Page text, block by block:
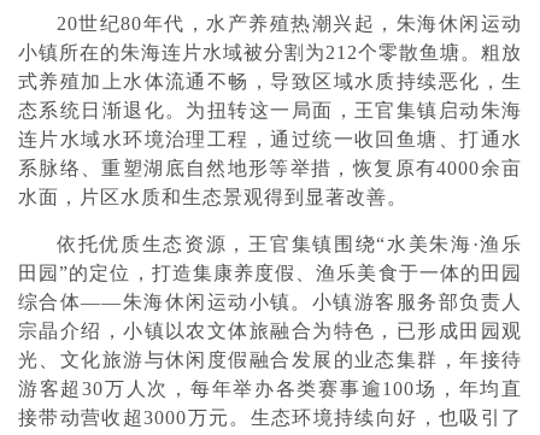
20世纪80年代，水产养殖热潮兴起，朱海休闲运动
小镇所在的朱海连片水域被分割为212个零散鱼塘。粗放
式养殖加上水体流通不畅，导致区域水质持续恶化，生
态系统日渐退化。为扭转这一局面，王官集镇启动朱海
连片水域水环境治理工程，通过统一收回鱼塘、打通水
系脉络、重塑湖底自然地形等举措，恢复原有4000余亩
水面，片区水质和生态景观得到显著改善。
依托优质生态资源，王官集镇围绕“水美朱海·渔乐
田园”的定位，打造集康养度假、渔乐美食于一体的田园
综合体——朱海休闲运动小镇。小镇游客服务部负责人
宗晶介绍，小镇以农文体旅融合为特色，已形成田园观
光、文化旅游与休闲度假融合发展的业态集群，年接待
游客超30万人次，每年举办各类赛事逾100场，年均直
接带动营收超3000万元。生态环境持续向好，也吸引了